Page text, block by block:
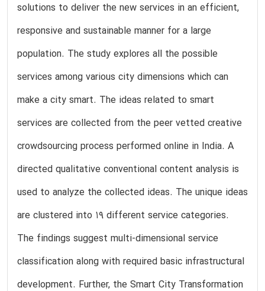
solutions to deliver the new services in an efficient,
responsive and sustainable manner for a large
population. The study explores all the possible
services among various city dimensions which can
make a city smart. The ideas related to smart
services are collected from the peer vetted creative
crowdsourcing process performed online in India. A
directed qualitative conventional content analysis is
used to analyze the collected ideas. The unique ideas
are clustered into 19 different service categories.
The findings suggest multi-dimensional service
classification along with required basic infrastructural
development. Further, the Smart City Transformation